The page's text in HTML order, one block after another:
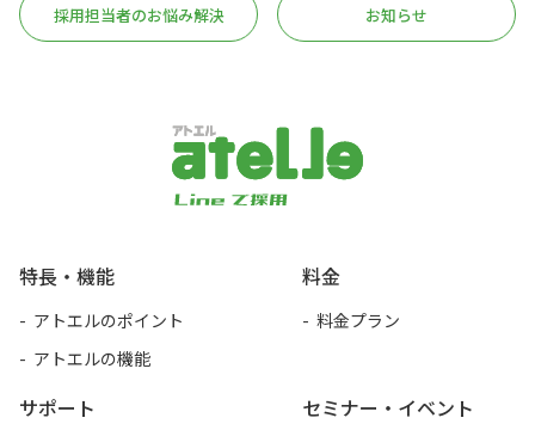
採用担当者のお悩み解決 お知らせ
特長・機能
アトエルのポイント
アトエルの機能
料金
料金プラン
サポート
セミナー・イベント